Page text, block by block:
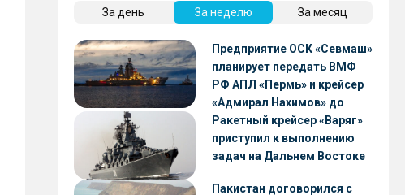
За день За неделю За месяц
Предприятие ОСК «Севмаш»
планирует передать ВМФ
РФ АПЛ «Пермь» и крейсер
«Адмирал Нахимов» до
конца 2026 года
Ракетный крейсер «Варяг»
приступил к выполнению
задач на Дальнем Востоке
Пакистан договорился с